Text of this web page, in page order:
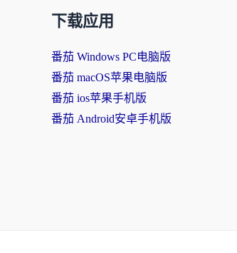
下载应用
番茄 Windows PC电脑版
番茄 macOS苹果电脑版
番茄 ios苹果手机版
番茄 Android安卓手机版